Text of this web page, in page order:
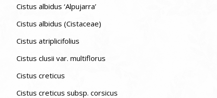
Cistus albidus ‘Alpujarra’
Cistus albidus (Cistaceae)
Cistus atriplicifolius
Cistus clusii var. multiflorus
Cistus creticus
Cistus creticus subsp. corsicus